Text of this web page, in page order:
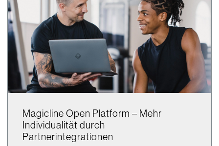
Magicline Open Platform – Mehr
Individualität durch
Partnerintegrationen